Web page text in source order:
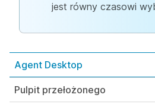
jest równy czasowi
Agent Desktop
Pulpit przełożonego